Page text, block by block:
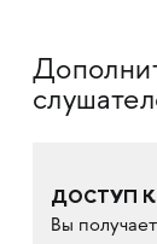
ДОСТУП К
Вы